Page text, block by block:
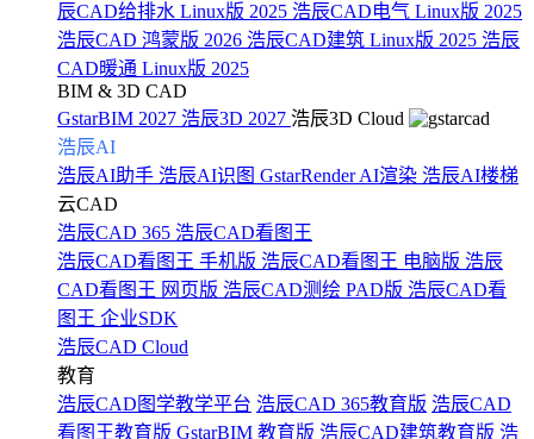
辰CAD给排水 Linux版 2025 浩辰CAD电气 Linux版 2025
浩辰CAD 鸿蒙版 2026 浩辰CAD建筑 Linux版 2025 浩辰
CAD暖通 Linux版 2025
BIM & 3D CAD
GstarBIM 2027 浩辰3D 2027 浩辰3D Cloud
浩辰AI
浩辰AI助手 浩辰AI识图 GstarRender AI渲染 浩辰AI楼梯
云CAD
浩辰CAD 365 浩辰CAD看图王
浩辰CAD看图王 手机版 浩辰CAD看图王 电脑版 浩辰
CAD看图王 网页版 浩辰CAD测绘 PAD版 浩辰CAD看
图王 企业SDK
浩辰CAD Cloud
教育
浩辰CAD图学教学平台 浩辰CAD 365教育版 浩辰CAD
看图王教育版 GstarBIM 教育版 浩辰CAD建筑教育版 浩